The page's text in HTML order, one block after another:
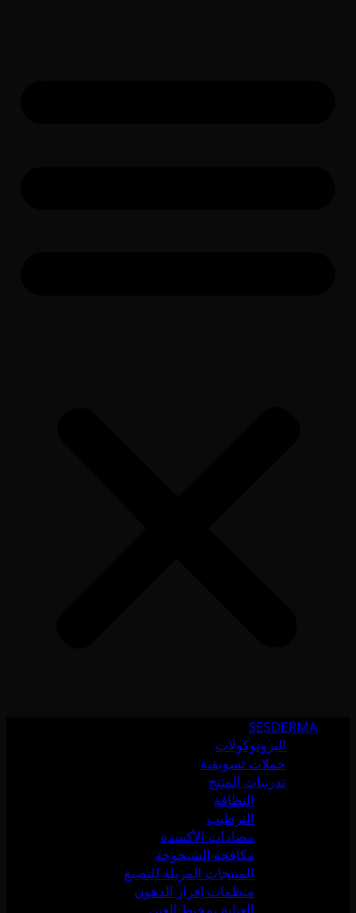
SESDERMA
البروتوكولات
حملات تسويقية
تدريبات المنتج
النظافة
الترطيب
مضادات الأكسدة
مكافحة الشيخوخة
المنتجات المزيلة للتصبغ
منظمات إفراز الدهون